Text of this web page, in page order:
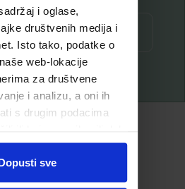
i oglase,
društvenih medija i
Isto tako, podatke o
web-lokacije
za društvene
i analizu, a oni ih
s drugim podacima
njihove usluge.
sve
⟶